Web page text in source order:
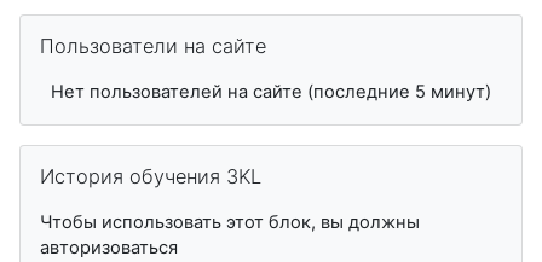
Пользователи на сайте
Нет пользователей на сайте (последние 5 минут)
История обучения 3KL
Чтобы использовать этот блок, вы должны
авторизоваться